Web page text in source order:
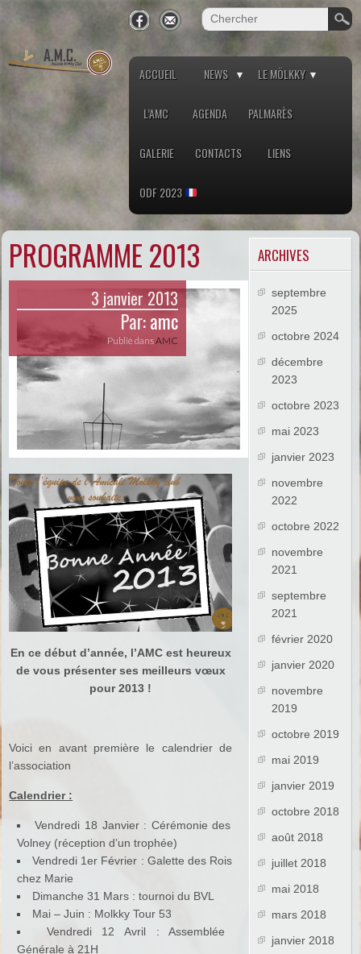
ACCUEIL NEWS LE MÖLKKY
L’AMC AGENDA PALMARÈS
GALERIE CONTACTS LIENS
ODF 2023
PROGRAMME 2013
3 janvier 2013
Par:amc
Publié dansAMC
En ce début d’année, l’AMC est heureux
de vous présenter ses meilleurs vœux
pour 2013 !
Voici en avant première le calendrier de
l’association
Calendrier :
Vendredi 18 Janvier : Cérémonie des
Volney (réception d’un trophée)
Vendredi 1er Février : Galette des Rois
chez Marie
Dimanche 31 Mars : tournoi du BVL
Mai – Juin : Molkky Tour 53
Vendredi 12 Avril : Assemblée
Générale à 21H
ARCHIVES
septembre
2025
octobre 2024
décembre
2023
octobre 2023
mai 2023
janvier 2023
novembre
2022
octobre 2022
novembre
2021
septembre
2021
février 2020
janvier 2020
novembre
2019
octobre 2019
mai 2019
janvier 2019
octobre 2018
août 2018
juillet 2018
mai 2018
mars 2018
janvier 2018